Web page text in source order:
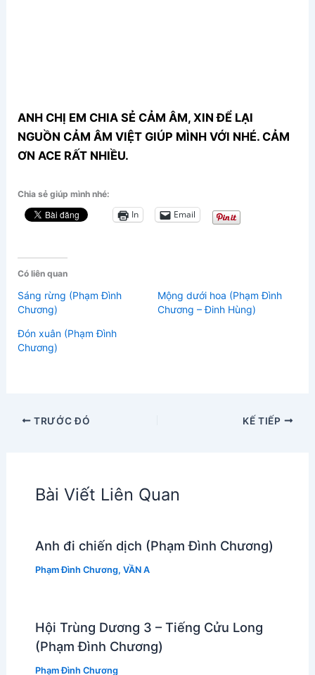
ANH CHỊ EM CHIA SẺ CẢM ÂM, XIN ĐỂ LẠI
NGUỒN CẢM ÂM VIỆT GIÚP MÌNH VỚI NHÉ. CẢM
ƠN ACE RẤT NHIỀU.
Chia sẻ giúp mình nhé:
In Email
Có liên quan
Sáng rừng (Phạm Đình
Chương)
Mộng dưới hoa (Phạm Đình
Chương – Đinh Hùng)
Đón xuân (Phạm Đình
Chương)
TRƯỚC ĐÓ KẾ TIẾP
Bài Viết Liên Quan
Anh đi chiến dịch (Phạm Đình Chương)
Phạm Đình Chương, VẦN A
Hội Trùng Dương 3 – Tiếng Cửu Long
(Phạm Đình Chương)
Phạm Đình Chương